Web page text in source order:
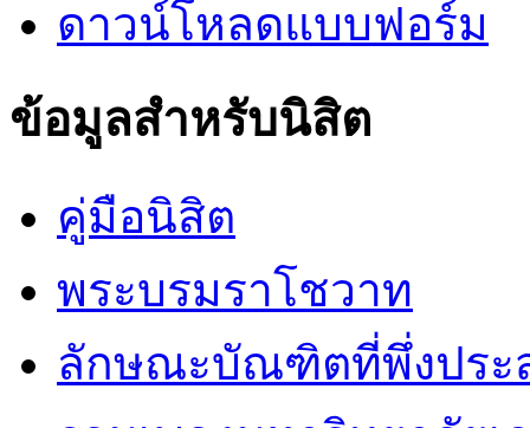
ดาวน์โหลดแบบฟอร์ม
ข้อมูลสำหรับนิสิต
คู่มือนิสิต
พระบรมราโชวาท
ลักษณะบัณฑิตที่พึ่งประ